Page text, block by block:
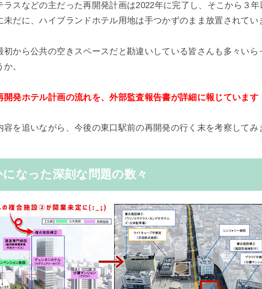
ラスなどの主だった再開発計画は2022年に完了し、そこから３年
未だに、ハイブランドホテル用地は手つかずのまま放置されてい
初から公共の空きスペースだと勘違いしている皆さんも多々いら
。
開発ホテル計画の流れを、外部監査報告書が詳細に報じています
を追いながら、今後の東口駅前の再開発の行く末を考察してみ
なった深刻な問題の数々